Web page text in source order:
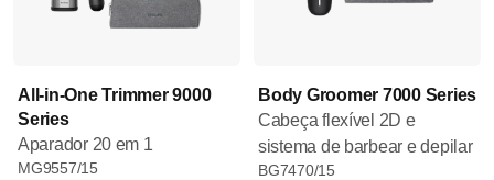
All-in-One Trimmer 9000
Series
Aparador 20 em 1
MG9557/15
Body Groomer 7000 Series
Cabeça flexível 2D e
sistema de barbear e depilar
BG7470/15